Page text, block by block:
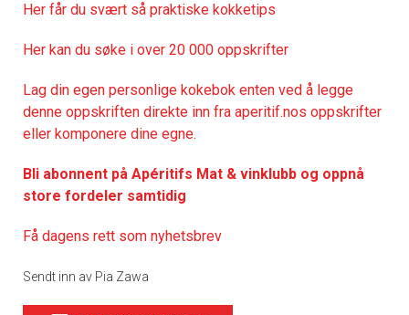
Her får du svært så praktiske kokketips
Her kan du søke i over 20 000 oppskrifter
Lag din egen personlige kokebok enten ved å legge
denne oppskriften direkte inn fra aperitif.nos oppskrifter
eller komponere dine egne.
Bli abonnent på Apéritifs Mat & vinklubb og oppnå
store fordeler samtidig
Få dagens rett som nyhetsbrev
Sendt inn av Pia Zawa